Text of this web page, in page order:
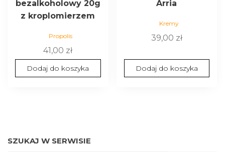
bezalkoholowy 20g
z kroplomierzem
Propolis
41,00 zł
Dodaj do koszyka
Arria
Kremy
39,00 zł
Dodaj do koszyka
SZUKAJ W SERWISIE